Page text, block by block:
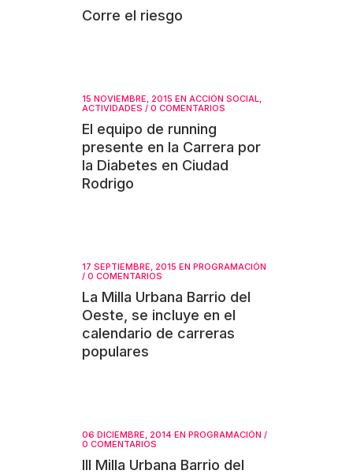
Corre el riesgo
15 NOVIEMBRE, 2015 EN ACCIÓN SOCIAL,
ACTIVIDADES / 0 COMENTARIOS
El equipo de running
presente en la Carrera por
la Diabetes en Ciudad
Rodrigo
17 SEPTIEMBRE, 2015 EN PROGRAMACIÓN
/ 0 COMENTARIOS
La Milla Urbana Barrio del
Oeste, se incluye en el
calendario de carreras
populares
06 DICIEMBRE, 2014 EN PROGRAMACIÓN /
0 COMENTARIOS
III Milla Urbana Barrio del